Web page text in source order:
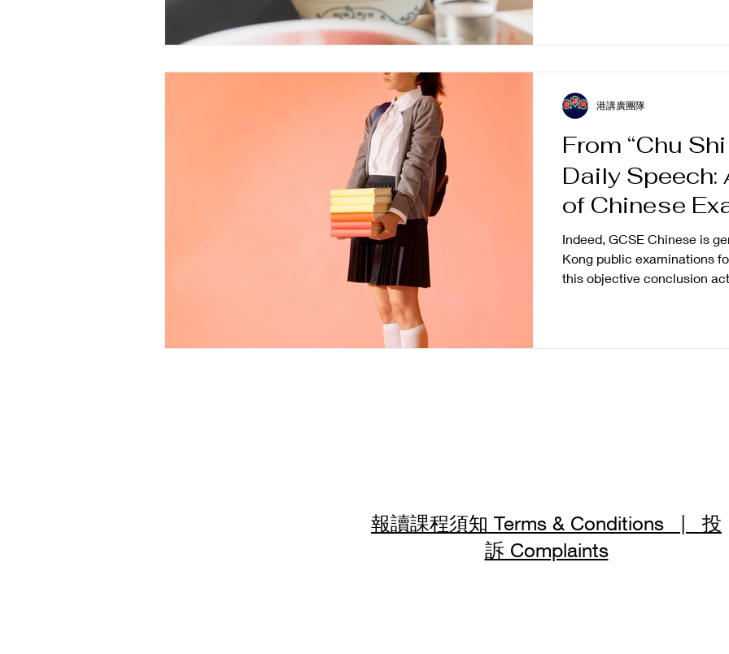
佢。 「Chelsea，你好勇敢
幫手。」 之後我再問佢：
「我會同佢哋講，唔同國家
鍾意食麵。」 （佢仲未識「
家」。） 我即刻話： 「好
From “Chu
Daily
of Chinese
the UK and
Indeed, GCSE Chinese is
Kong public examinations
this objective conclusion
港講廣團隊
報讀課程須知 Terms & Conditions | 投
訴 Complaints